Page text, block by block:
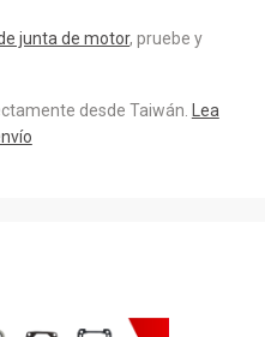
junta de motor, pruebe y
desde Taiwán.
Lea